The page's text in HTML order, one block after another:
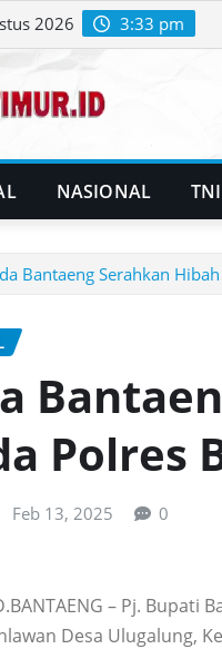
2026 3:33 pm
NASIONAL
Bantaeng Serahkan
Polres
Feb 13, 2025 0
– Pj.
Desa Ulugalung,